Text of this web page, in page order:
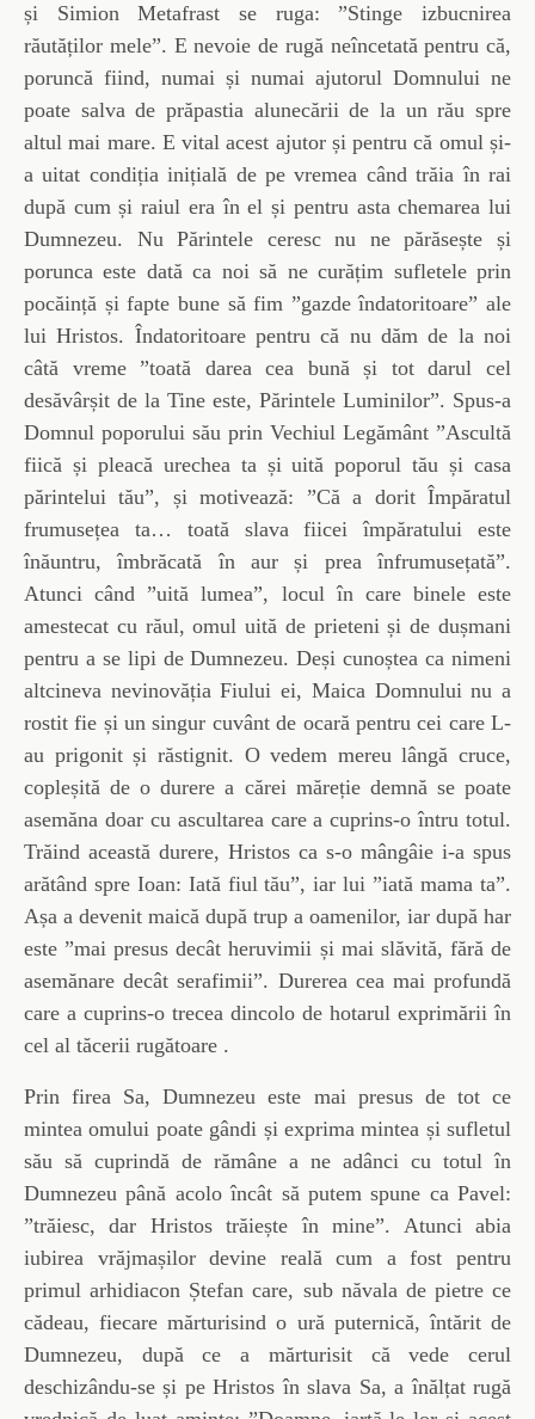
și Simion Metafrast se ruga: ”Stinge izbucnirea
răutăților mele”. E nevoie de rugă neîncetată pentru că,
poruncă fiind, numai și numai ajutorul Domnului ne
poate salva de prăpastia alunecării de la un rău spre
altul mai mare. E vital acest ajutor și pentru că omul și-
a uitat condiția inițială de pe vremea când trăia în rai
după cum și raiul era în el și pentru asta chemarea lui
Dumnezeu. Nu Părintele ceresc nu ne părăsește și
porunca este dată ca noi să ne curățim sufletele prin
pocăință și fapte bune să fim ”gazde îndatoritoare” ale
lui Hristos. Îndatoritoare pentru că nu dăm de la noi
câtă vreme ”toată darea cea bună și tot darul cel
desăvârșit de la Tine este, Părintele Luminilor”. Spus-a
Domnul poporului său prin Vechiul Legământ ”Ascultă
fiică și pleacă urechea ta și uită poporul tău și casa
părintelui tău”, și motivează: ”Că a dorit Împăratul
frumusețea ta… toată slava fiicei împăratului este
înăuntru, îmbrăcată în aur și prea înfrumusețată”.
Atunci când ”uită lumea”, locul în care binele este
amestecat cu răul, omul uită de prieteni și de dușmani
pentru a se lipi de Dumnezeu. Deși cunoștea ca nimeni
altcineva nevinovăția Fiului ei, Maica Domnului nu a
rostit fie și un singur cuvânt de ocară pentru cei care L-
au prigonit și răstignit. O vedem mereu lângă cruce,
copleșită de o durere a cărei măreție demnă se poate
asemăna doar cu ascultarea care a cuprins-o întru totul.
Trăind această durere, Hristos ca s-o mângâie i-a spus
arătând spre Ioan: Iată fiul tău”, iar lui ”iată mama ta”.
Așa a devenit maică după trup a oamenilor, iar după har
este ”mai presus decât heruvimii și mai slăvită, fără de
asemănare decât serafimii”. Durerea cea mai profundă
care a cuprins-o trecea dincolo de hotarul exprimării în
cel al tăcerii rugătoare .
Prin firea Sa, Dumnezeu este mai presus de tot ce
mintea omului poate gândi și exprima mintea și sufletul
său să cuprindă de rămâne a ne adânci cu totul în
Dumnezeu până acolo încât să putem spune ca Pavel:
”trăiesc, dar Hristos trăiește în mine”. Atunci abia
iubirea vrăjmașilor devine reală cum a fost pentru
primul arhidiacon Ștefan care, sub năvala de pietre ce
cădeau, fiecare mărturisind o ură puternică, întărit de
Dumnezeu, după ce a mărturisit că vede cerul
deschizându-se și pe Hristos în slava Sa, a înălțat rugă